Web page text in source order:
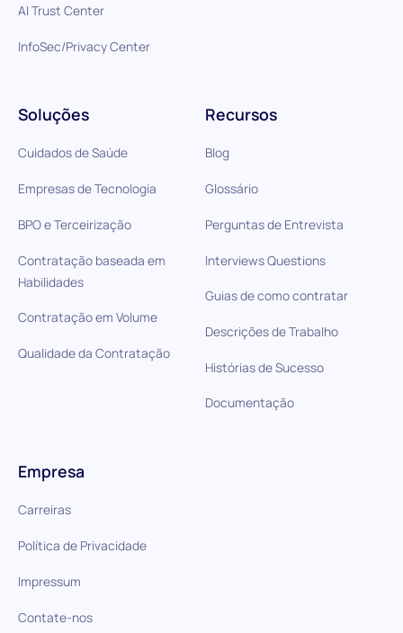
Soluções
Cuidados de Saúde
Empresas de Tecnologia
BPO e Terceirização
Contratação baseada em
Habilidades
Contratação em Volume
Qualidade da Contratação
Recursos
Blog
Glossário
Perguntas de Entrevista
Interviews Questions
Guias de como contratar
Descrições de Trabalho
Histórias de Sucesso
Documentação
AI Trust Center
InfoSec/Privacy Center
Empresa
Carreiras
Política de Privacidade
Impressum
Contate-nos